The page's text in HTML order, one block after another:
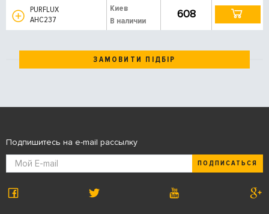
PURFLUX
AHC237
Киев
В наличии
608
ЗАМОВИТИ ПІДБІР
Подпишитесь на e-mail рассылку
ПОДПИСАТЬСЯ